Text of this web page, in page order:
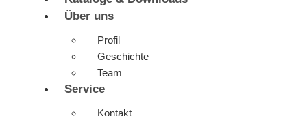
Über uns
Profil
Geschichte
Team
Service
Kontakt